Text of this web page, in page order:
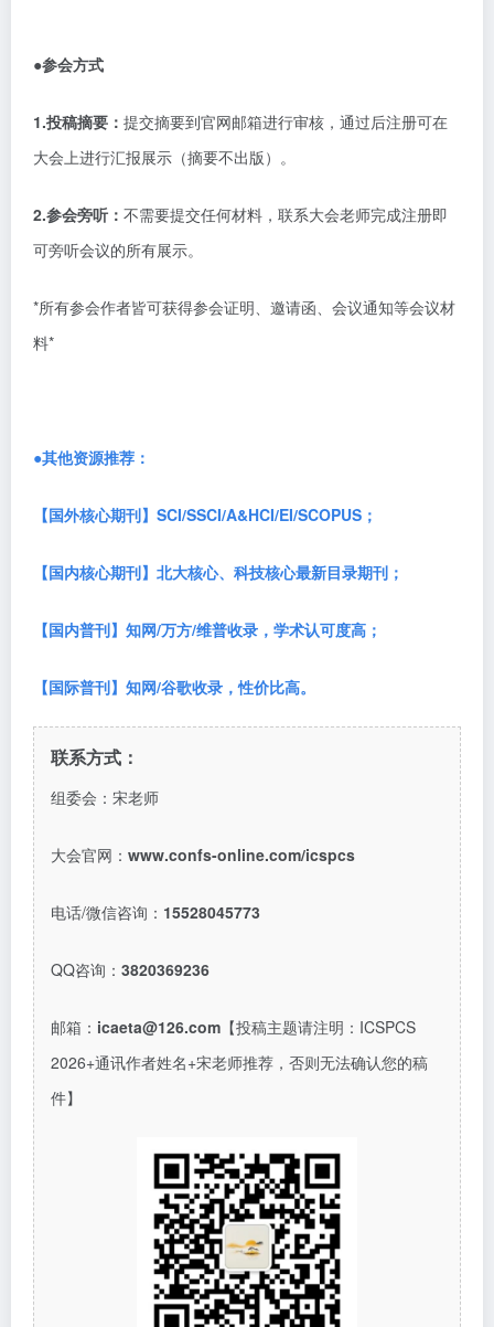
●参会方式
1.投稿摘要： 提交摘要到官网邮箱进行审核，通过后注册可在
大会上进行汇报展示（摘要不出版）。
2.参会旁听： 不需要提交任何材料，联系大会老师完成注册即
可旁听会议的所有展示。
*所有参会作者皆可获得参会证明、邀请函、会议通知等会议材
料*
●其他资源推荐：
【国外核心期刊】 SCI/SSCI/A&HCI/EI/SCOPUS；
【国内核心期刊】北大核心、科技核心最新目录期刊；
【国内普刊】知网/万方/维普收录，学术认可度高；
【国际普刊】知网/谷歌收录，性价比高。
联系方式：
组委会：宋老师
大会官网： www.confs-online.com/icspcs
电话/微信咨询： 15528045773
QQ咨询： 3820369236
邮箱： icaeta@126.com 【投稿主题请注明： ICSPCS
2026+通讯作者姓名+宋老师推荐， 否则无法确认您的稿
件】